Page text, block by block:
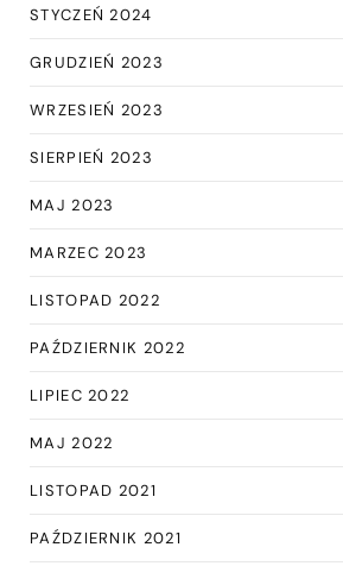
STYCZEŃ 2024
GRUDZIEŃ 2023
WRZESIEŃ 2023
SIERPIEŃ 2023
MAJ 2023
MARZEC 2023
LISTOPAD 2022
PAŹDZIERNIK 2022
LIPIEC 2022
MAJ 2022
LISTOPAD 2021
PAŹDZIERNIK 2021